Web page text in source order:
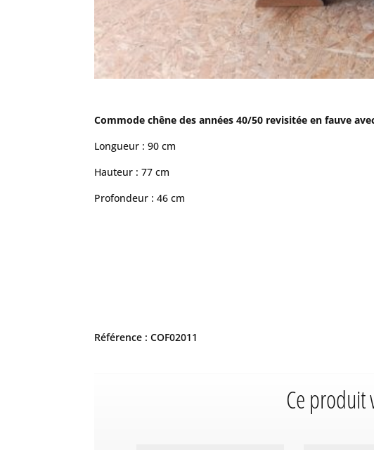
Commode chêne des années 40/50 revisitée en fauve
Longueur : 90 cm
Hauteur : 77 cm
Profondeur : 46 cm
Référence : COF02011
Ce produit